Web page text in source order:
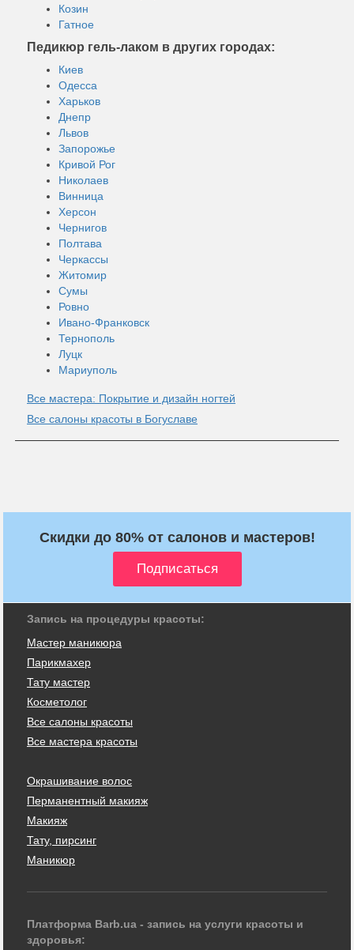
Козин
Гатное
Педикюр гель-лаком в других городах:
Киев
Одесса
Харьков
Днепр
Львов
Запорожье
Кривой Рог
Николаев
Винница
Херсон
Чернигов
Полтава
Черкассы
Житомир
Сумы
Ровно
Ивано-Франковск
Тернополь
Луцк
Мариуполь
Все мастера: Покрытие и дизайн ногтей
Все салоны красоты в Богуславе
Скидки до 80% от салонов и мастеров!
Запись на процедуры красоты:
Мастер маникюра
Парикмахер
Тату мастер
Косметолог
Все салоны красоты
Все мастера красоты
Окрашивание волос
Перманентный макияж
Макияж
Тату, пирсинг
Маникюр
Платформа Barb.ua - запись на услуги красоты и
здоровья: